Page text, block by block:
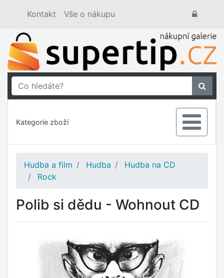
Kontakt Vše o nákupu
Kategorie zboží
Hudba a film Hudba
Hudba na CD
Rock
Polib si dědu - Wohnout CD